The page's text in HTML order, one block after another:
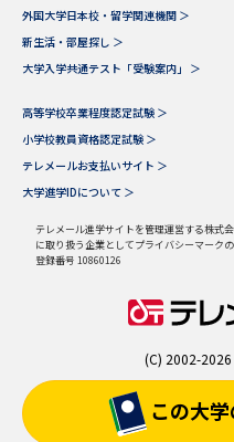
この大
外国大学日本校・留学関連機関 ＞
新生活・部屋探し ＞
大学入学共通テスト「受験案内」 ＞
高等学校卒業程度認定試験 ＞
小学校教員資格認定試験 ＞
テレメールお支払いサイト ＞
大学進学IDについて ＞
テレメール進学サイトを管理運営する株式
に取り扱う企業としてプライバシーマーク
登録番号 10860126
(C) 2002-